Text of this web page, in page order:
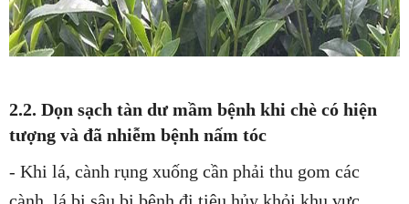
2.2. Dọn sạch tàn dư mầm bệnh khi chè có hiện
tượng và đã nhiễm bệnh nấm tóc
- Khi lá, cành rụng xuống cần phải thu gom các